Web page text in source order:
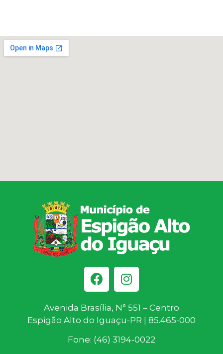
Avenida Brasília, N° 551 – Centro
Espigão Alto do Iguaçu-PR | 85.465-000
Fone: (46) 3194-0022